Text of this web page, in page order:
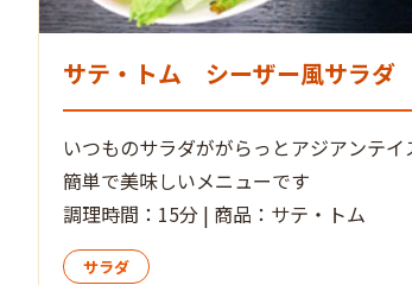
サテ・トム シーザー風サラダ
いつものサラダががらっとアジアンテイ
簡単で美味しいメニューです
調理時間：15分 | 商品：サテ・トム
サラダ